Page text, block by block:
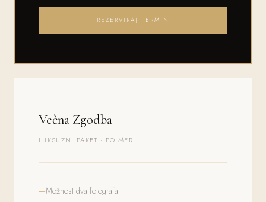
REZERVIRAJ TERMIN
Večna Zgodba
LUKSUZNI PAKET · PO MERI
Možnost dva fotografa